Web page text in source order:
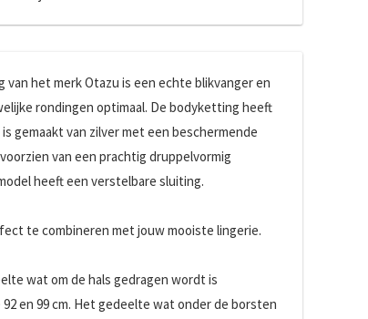
van het merk Otazu is een echte blikvanger en
rondingen optimaal. De bodyketting heeft
gemaakt van zilver met een beschermende
van een prachtig druppelvormig
heeft een verstelbare sluiting.
te combineren met jouw mooiste lingerie.
wat om de hals gedragen wordt is
en 99 cm. Het gedeelte wat onder de borsten